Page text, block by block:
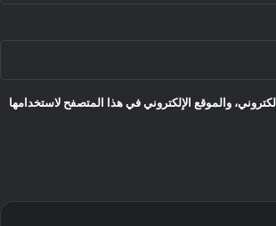
والموقع الإلكتروني في هذا المتصفح لاستخدامها